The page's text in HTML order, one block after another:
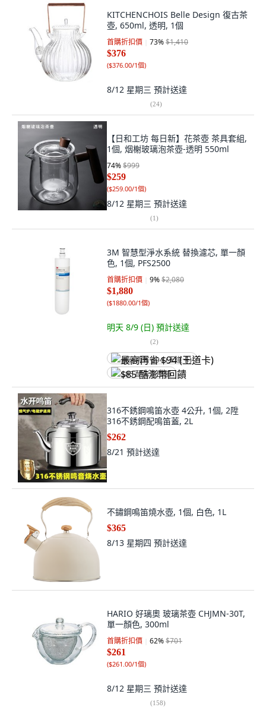
KITCHENCHOIS Belle Design 復古茶
壺, 650ml, 透明, 1個
首購折扣價 73%$1,410
$376
($376.00/1個)
8/12 星期三 預計送達
(24)
【日和工坊 每日新】花茶壺 茶具套組,
1個, 烟榭玻璃泡茶壺-透明 550ml
74%$999
$259
($259.00/1個)
8/12 星期三 預計送達
(1)
3M 智慧型淨水系統 替換濾芯, 單一顏
色, 1個, PFS2500
首購折扣價 9%$2,080
$1,880
($1880.00/1個)
明天 8/9 (日) 預計送達
(2)
最高再省 $94 (王道卡)
$85 酷澎幣回饋
316不銹鋼鳴笛水壺 4公升, 1個, 2陞
316不銹鋼配鳴笛蓋, 2L
$262
8/21 預計送達
不鏽鋼鳴笛燒水壺, 1個, 白色, 1L
$365
8/13 星期四 預計送達
HARIO 好璃奧 玻璃茶壺 CHJMN-30T,
單一顏色, 300ml
首購折扣價 62%$701
$261
($261.00/1個)
8/12 星期三 預計送達
(158)